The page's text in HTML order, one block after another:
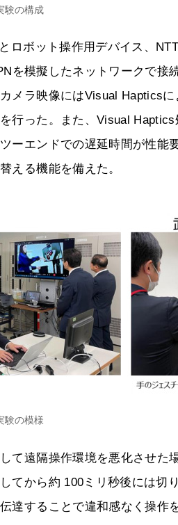
験の構成
ロボット操作用デバイス、
を模擬したネットワークで接
メラ映像にはVisual Haptics
行った。また、Visual
ーエンドでの遅延時間が性能
える機能を備えた。
験の模様
て遠隔操作環境を悪化させた
てから約 100ミリ秒後には切
達することで違和感なく操作